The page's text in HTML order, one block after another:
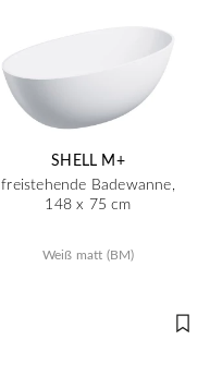
SHELL M+
freistehende Badewanne,
148 x 75 cm
Weiß matt (BM)